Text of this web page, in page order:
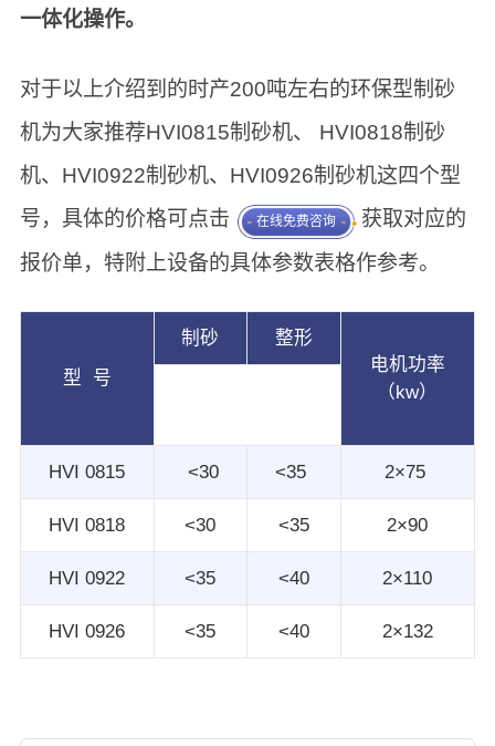
一体化操作。
对于以上介绍到的时产200吨左右的环保型制砂
机为大家推荐HVI0815制砂机、 HVI0818制砂
机、HVI0922制砂机、HVI0926制砂机这四个型
号，具体的价格可点击
在线免费咨询
获取对应的
报价单，特附上设备的具体参数表格作参考。
型 号
制砂
整形
电机功率
（kw）
HVI 0815 <30 <35 2×75
HVI 0818 <30 <35 2×90
HVI 0922 <35 <40 2×110
HVI 0926 <35 <40 2×132